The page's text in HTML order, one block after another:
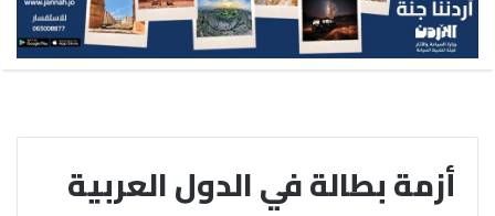
أزمة بطالة في الدول العربية